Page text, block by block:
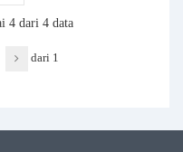
4 dari 4 data
dari 1